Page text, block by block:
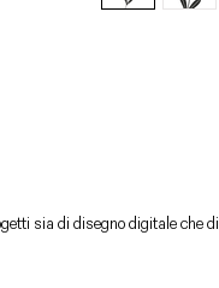
sia di disegno digitale che di